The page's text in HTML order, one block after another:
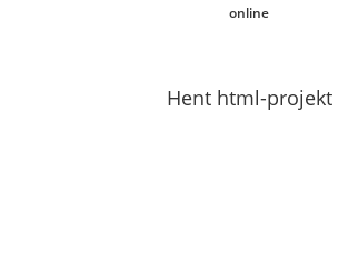
online
Hent html-projekt